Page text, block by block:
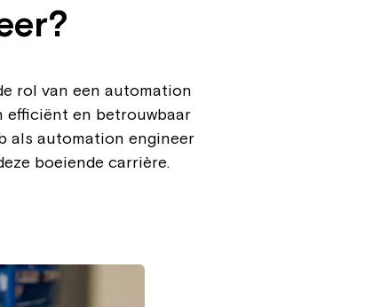
rol van een automation
efficiënt en betrouwbaar
als automation engineer
boeiende carrière.